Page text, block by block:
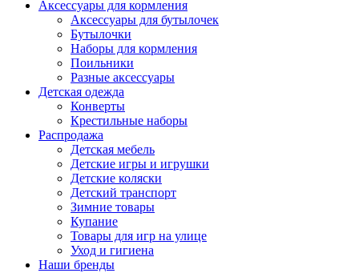
Аксессуары для кормления
Аксессуары для бутылочек
Бутылочки
Наборы для кормления
Поильники
Разные аксессуары
Детская одежда
Конверты
Крестильные наборы
Распродажа
Детская мебель
Детские игры и игрушки
Детские коляски
Детский транспорт
Зимние товары
Купание
Товары для игр на улице
Уход и гигиена
Наши бренды